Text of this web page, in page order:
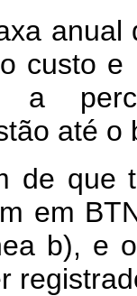
anual
custo
a
até
de que
em
b), e